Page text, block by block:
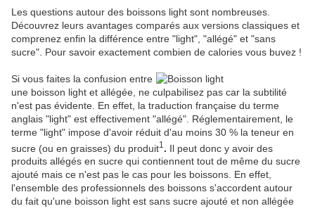
Les questions autour des boissons light sont nombreuses.
Découvrez leurs avantages comparés aux versions classiques et
comprenez enfin la différence entre "light", "allégé" et "sans
sucre". Pour savoir exactement combien de calories vous buvez !
Si vous faites la confusion entre
une boisson light et allégée, ne culpabilisez pas car la subtilité
n'est pas évidente. En effet, la traduction française du terme
anglais "light" est effectivement "allégé". Réglementairement, le
terme "light" impose d'avoir réduit d'au moins 30 % la teneur en
sucre (ou en graisses) du produit1 . Il peut donc y avoir des
produits allégés en sucre qui contiennent tout de même du sucre
ajouté mais ce n'est pas le cas pour les boissons. En effet,
l'ensemble des professionnels des boissons s'accordent autour
du fait qu'une boisson light est sans sucre ajouté et non allégée